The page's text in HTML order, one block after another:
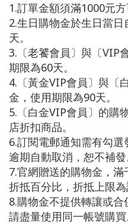
1.訂單金額須滿1000元方
2.生日購物金於生日當
天。
3.〔老饕會員〕與〔VIP
期限為60天。
4.〔黃金VIP會員〕與〔
金，使用期限為90天。
5.〔白金VIP會員〕的購
店折扣商品。
6.訂閱電郵通知需有勾選
逾期自動取消，恕不補發
7.官網贈送的購物金，
折抵百分比，折抵上限為
8.購物金不提供轉讓或合
請盡量使用同一帳號購買